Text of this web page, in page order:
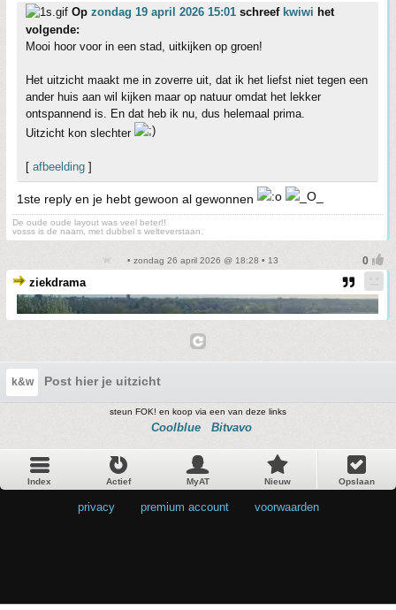
Op zondag 19 april 2026 15:01 schreef kwiwi het
volgende:
Mooi hoor voor in een stad, uitkijken op groen!
Het uitzicht maakt me in zoverre uit, dat ik het liefst niet tegen een
ander huis aan wil kijken maar op natuur omdat het lekker
ontspannend is. En dat heb ik nu, dus helemaal prima.
Uitzicht kon slechter
[ afbeelding ]
1ste reply en je hebt gewoon al gewonnen
De oude oude layout was veel beter!!
vosss is de naam, met dubbel s welteverstaan.
• zondag 26 april 2026 @ 18:28 • 13
ziekdrama
k&w Post hier je uitzicht
steun FOK! en koop via een van deze links
Coolblue Bitvavo
Index Actief MyAT Nieuw Opslaan
privacy premium account voorwaarden